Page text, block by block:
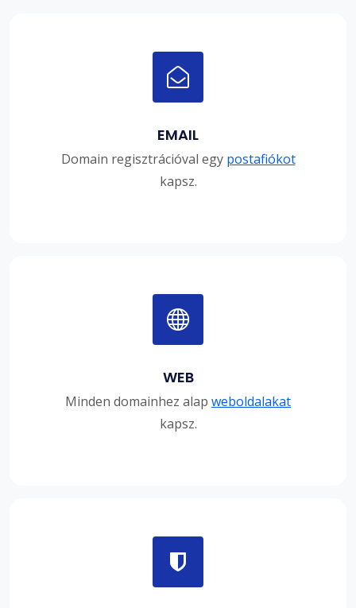
EMAIL
Domain regisztrációval egy postafiókot
kapsz.
WEB
Minden domainhez alap weboldalakat
kapsz.